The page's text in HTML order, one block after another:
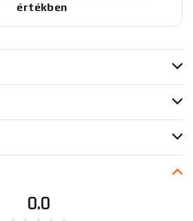
értékben
0.0